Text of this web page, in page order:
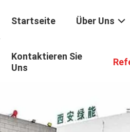
Startseite Über Uns
Kontaktieren Sie
Uns